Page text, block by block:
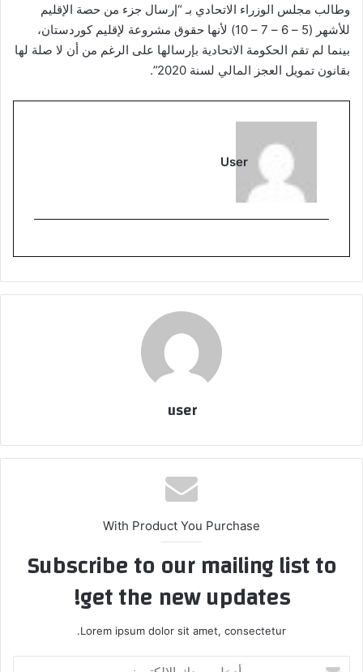
وطالب مجلس الوزراء الاتحادي بـ “إرسال جزء من حصة الإقليم
للأشهر (5 – 6 – 7 – 10) لأنها حقوق مشروعة لإقليم كوردستان،
بينما لم تقم الحكومة الاتحادية بإرسالها على الرغم من أن لا صلة لها
بقانون تمويل العجز المالي لسنة 2020”.
User
user
With Product You Purchase
Subscribe to our mailing list to
get the new updates!
Lorem ipsum dolor sit amet, consectetur.